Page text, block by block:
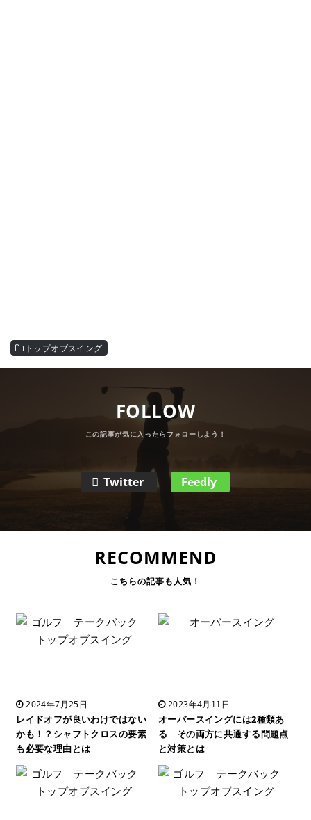
トップオブスイング
FOLLOW
Twitter Feedly
RECOMMEND
2024年7月25日
レイドオフが良いわけではない
かも！？シャフトクロスの要素
も必要な理由とは
2023年4月11日
オーバースイングには2種類あ
る その両方に共通する問題点
と対策とは